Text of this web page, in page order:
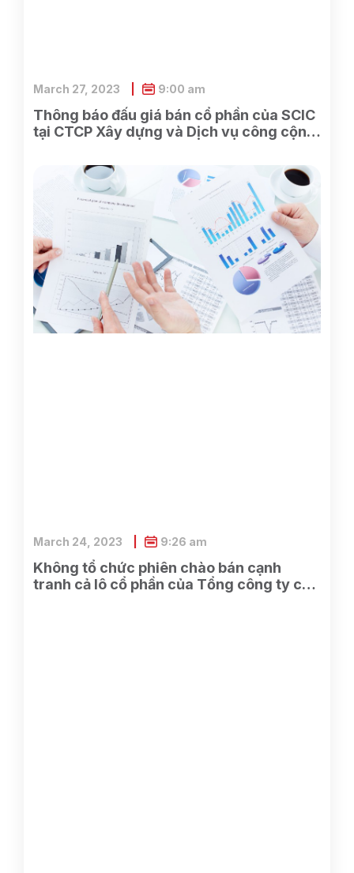
Thông báo đấu giá bán cổ phần của SCIC
tại CTCP Xây dựng và Dịch vụ công cộng
March 27, 2023 9:00 am
Không tổ chức phiên chào bán cạnh
tranh cả lô cổ phần của Tổng công ty cổ
March 24, 2023 9:26 am